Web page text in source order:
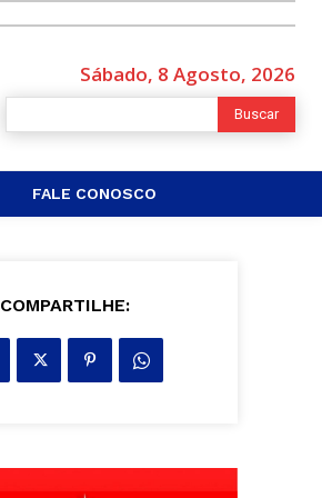
Sábado, 8 Agosto, 2026
Buscar
FALE CONOSCO
COMPARTILHE: